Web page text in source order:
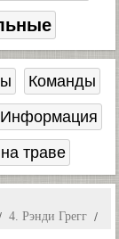
Команды
Информация
траве
4. Рэнди Грегг